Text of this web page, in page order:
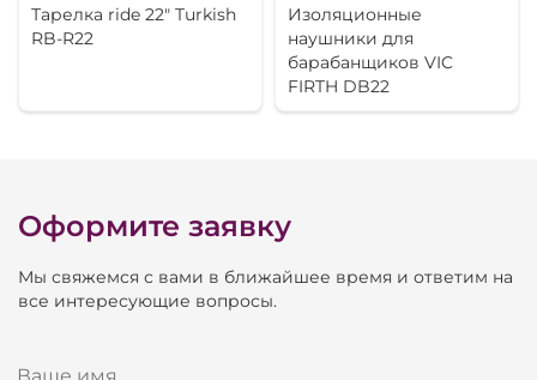
Тарелка ride 22" Turkish
RB-R22
Изоляционные
наушники для
барабанщиков VIC
FIRTH DB22
Оформите заявку
Мы свяжемся с вами в ближайшее время и ответим на
все интересующие вопросы.